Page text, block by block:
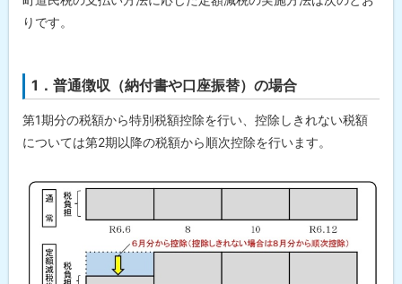
方
法
【
減
税
し
き
か
る
りです。
1．普通徴収（納付書や口座振替）の場合
第1期分の税額から特別税額控除を行い、控除しきれない税額
については第2期以降の税額から順次控除を行います。